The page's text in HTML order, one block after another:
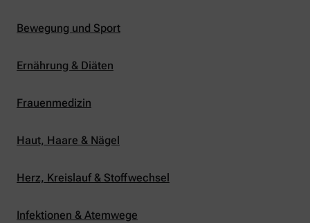
Bewegung und Sport
Ernährung & Diäten
Frauenmedizin
Haut, Haare & Nägel
Herz, Kreislauf & Stoffwechsel
Infektionen & Atemwege